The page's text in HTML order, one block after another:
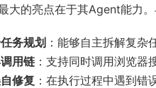
大的亮点在于其Agent能力
务规划 ：能够自主拆解复
用链 ：支持同时调用浏览
修复 ：在执行过程中遇到